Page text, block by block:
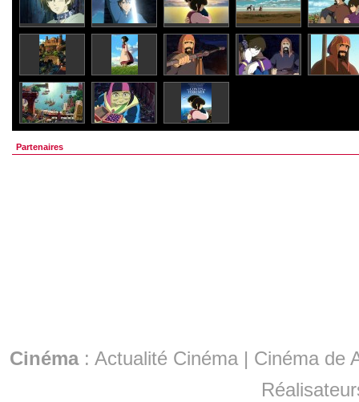
Partenaires
Cinéma: Actualité Cinéma | Cinéma de